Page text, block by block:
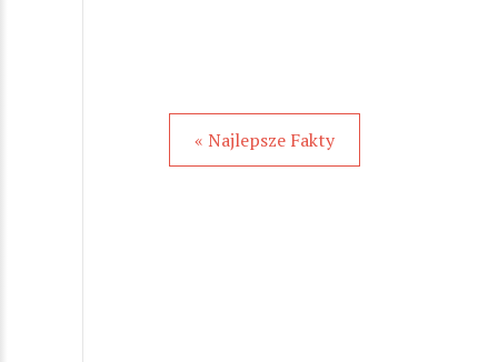
« Najlepsze Fakty